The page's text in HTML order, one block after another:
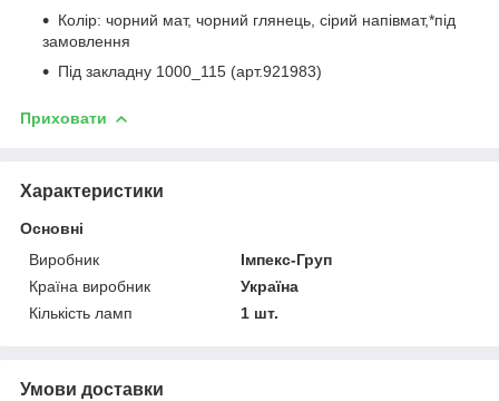
Колір: чорний мат, чорний глянець, сірий напівмат,*під
замовлення
Під закладну 1000_115 (арт.921983)
Приховати
Характеристики
Основні
Виробник
Імпекс-Груп
Країна виробник
Україна
Кількість ламп
1 шт.
Умови доставки